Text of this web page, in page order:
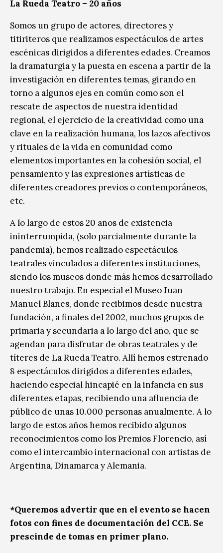
La Rueda Teatro – 20 años
Somos un grupo de actores, directores y
titiriteros que realizamos espectáculos de artes
escénicas dirigidos a diferentes edades. Creamos
la dramaturgia y la puesta en escena a partir de la
investigación en diferentes temas, girando en
torno a algunos ejes en común como son el
rescate de aspectos de nuestra identidad
regional, el ejercicio de la creatividad como una
clave en la realización humana, los lazos afectivos
y rituales de la vida en comunidad como
elementos importantes en la cohesión social, el
pensamiento y las expresiones artísticas de
diferentes creadores previos o contemporáneos,
etc.
A lo largo de estos 20 años de existencia
ininterrumpida, (solo parcialmente durante la
pandemia), hemos realizado espectáculos
teatrales vinculados a diferentes instituciones,
siendo los museos donde más hemos desarrollado
nuestro trabajo. En especial el Museo Juan
Manuel Blanes, donde recibimos desde nuestra
fundación, a finales del 2002, muchos grupos de
primaria y secundaria a lo largo del año, que se
agendan para disfrutar de obras teatrales y de
títeres de La Rueda Teatro. Allí hemos estrenado
8 espectáculos dirigidos a diferentes edades,
haciendo especial hincapié en la infancia en sus
diferentes etapas, recibiendo una afluencia de
público de unas 10.000 personas anualmente. A lo
largo de estos años hemos recibido algunos
reconocimientos como los Premios Florencio, así
como el intercambio internacional con artistas de
Argentina, Dinamarca y Alemania.
*Queremos advertir que en el evento se hacen
fotos con fines de documentación del CCE. Se
prescinde de tomas en primer plano.